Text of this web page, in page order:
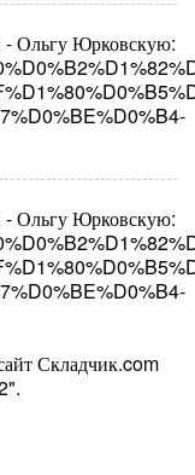
Ольгу Юрковскую:
Ольгу Юрковскую:
Складчик.com